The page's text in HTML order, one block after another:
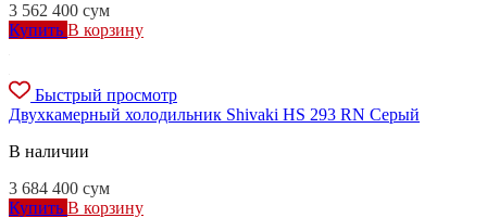
3 562 400 сум
Купить В корзину
Быстрый просмотр
Двухкамерный холодильник Shivaki HS 293 RN Серый
В наличии
3 684 400 сум
Купить В корзину